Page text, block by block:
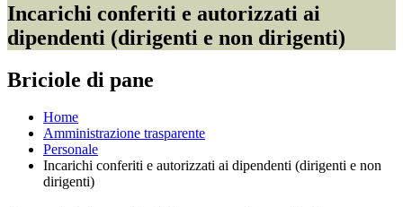
Incarichi conferiti e autorizzati ai
dipendenti (dirigenti e non dirigenti)
Briciole di pane
Home
Amministrazione trasparente
Personale
Incarichi conferiti e autorizzati ai dipendenti (dirigenti e non
dirigenti)